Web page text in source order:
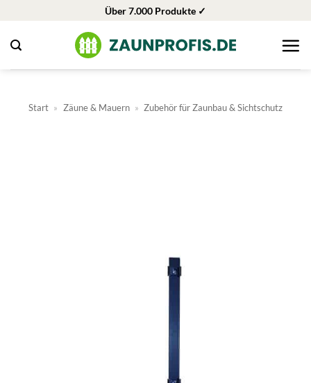
springen
Über 7.000 Produkte ✓
Start » Zäune & Mauern » Zubehör für Zaunbau & Sichtschutz